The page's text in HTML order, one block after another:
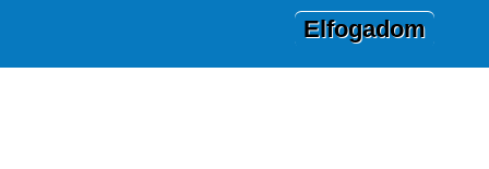
amelynek belső tere hat szegmensre van osztva és ebben
örmény templomokkal.
Elfogadom